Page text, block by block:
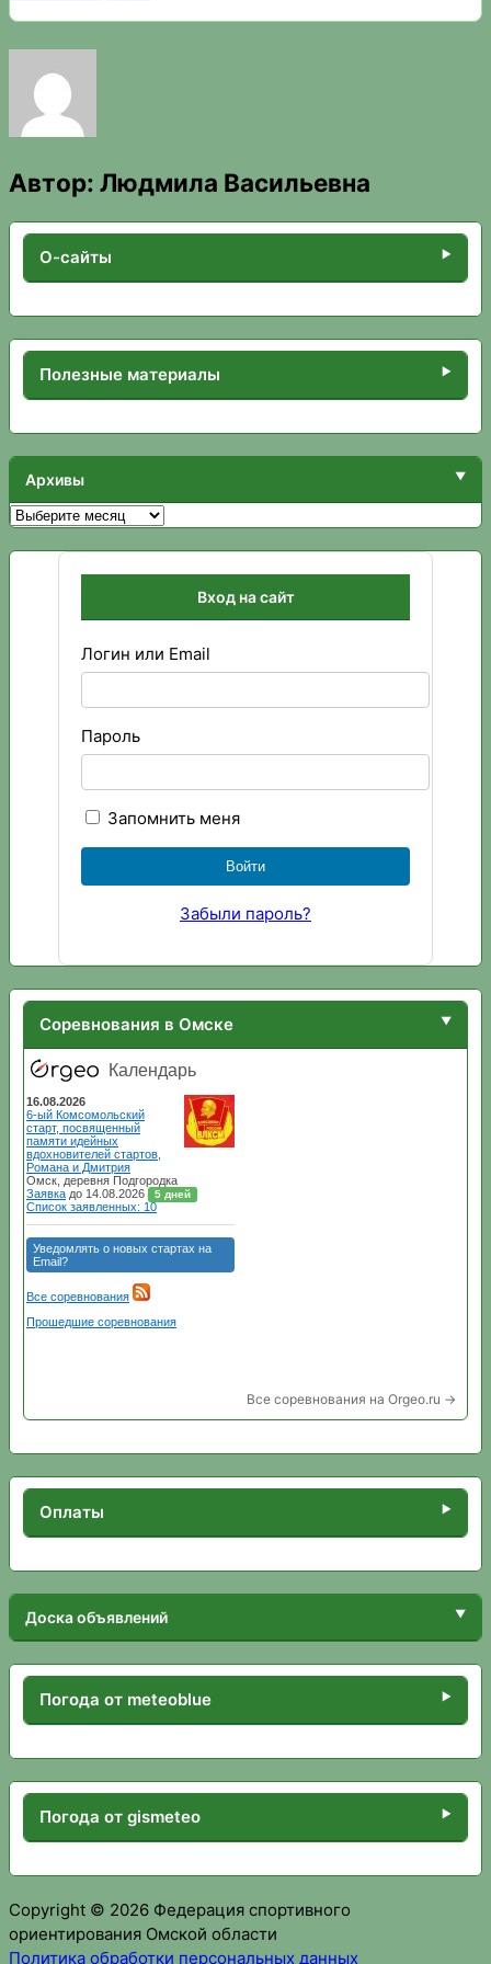
Автор: Людмила Васильевна
О-сайты
Полезные материалы
Архивы
Архивы
Вход на сайт
Логин или Email
Пароль
Запомнить меня
Забыли пароль?
Соревнования в Омске
Все соревнования на Orgeo.ru →
Оплаты
Доска объявлений
Погода от meteoblue
Погода от gismeteo
Copyright © 2026 Федерация спортивного
ориентирования Омской области
Политика обработки персональных данных